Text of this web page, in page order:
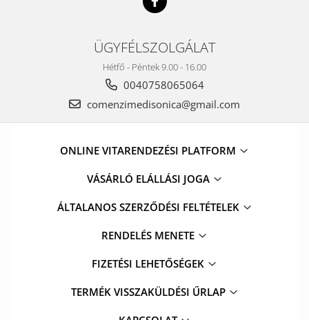
ÜGYFÉLSZOLGÁLAT
Hétfő - Péntek 9.00 - 16.00
0040758065064
comenzimedisonica@gmail.com
ONLINE VITARENDEZÉSI PLATFORM
VÁSÁRLÓ ELÁLLÁSI JOGA
ÁLTALANOS SZERZŐDÉSI FELTÉTELEK
RENDELÉS MENETE
FIZETÉSI LEHETŐSÉGEK
TERMÉK VISSZAKÜLDÉSI ŰRLAP